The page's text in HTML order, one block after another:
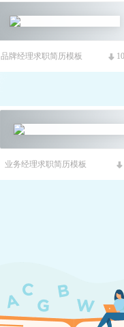
品牌经理求职简历模板
业务经理求职简历模板